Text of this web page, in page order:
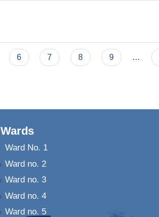
6 7 8 9 …
Wards
Ward No. 1
Ward no. 2
Ward no. 3
Ward no. 4
Ward no. 5